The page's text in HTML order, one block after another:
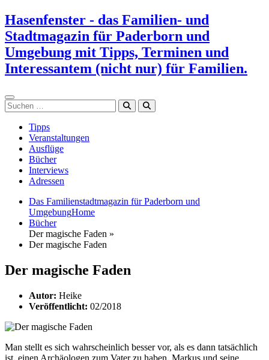
Zum
Inhalt
springen
Hasenfenster - das Familien- und
Stadtmagazin für Paderborn und
Umgebung mit Tipps, Terminen und
Interessantem (nicht nur) für Familien.
Suchen
Tipps
Veranstaltungen
Ausflüge
Bücher
Interviews
Adressen
Das Familienstadtmagazin für Paderborn und
UmgebungHome
Bücher
Der magische Faden »
Der magische Faden
Der magische Faden
Autor: Heike
Veröffentlicht: 02/2018
Man stellt es sich wahrscheinlich besser vor, als es dann tatsächlich
ist, einen Archäologen zum Vater zu haben. Markus und seine